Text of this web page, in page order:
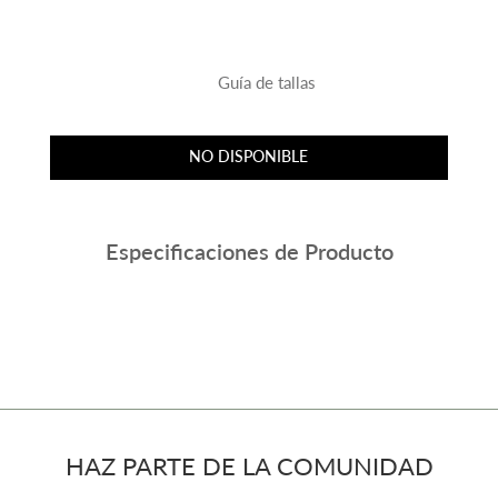
Guía de tallas
NO DISPONIBLE
Especificaciones de Producto
HAZ PARTE DE LA COMUNIDAD